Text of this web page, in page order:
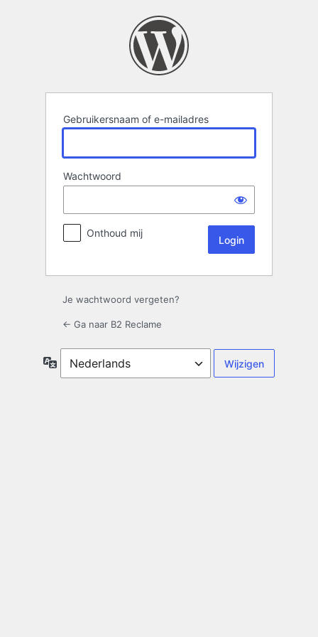
Gebruikersnaam of e-mailadres
Wachtwoord
Onthoud mij
Je wachtwoord vergeten?
← Ga naar B2 Reclame
Taal